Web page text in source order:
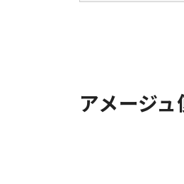
アメージ